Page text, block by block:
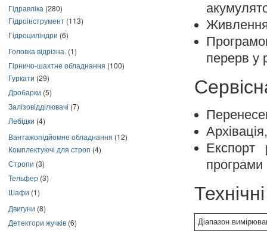
Гідравліка (280)
Гідроінструмент (113)
Гідроциліндри (6)
Головка відрізна. (1)
Гірничо-шахтне обладнання (100)
Гуркати (29)
Дробарки (5)
Залізовідділювачі (7)
Лебідки (4)
Вантажопідйомне обладнання (12)
Комплектуючі для строп (4)
Стропи (3)
Тельфер (3)
Шафи (1)
Двигуни (8)
Детектори жучків (6)
перерв у
Експорт
програми
Діапазон